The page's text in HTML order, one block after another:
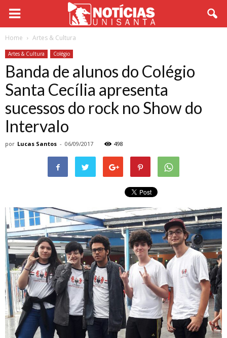
Home Artes & Cultura
Artes & Cultura Colégio
Banda de alunos do Colégio
Santa Cecília apresenta
sucessos do rock no Show do
Intervalo
por Lucas Santos - 06/09/2017 498